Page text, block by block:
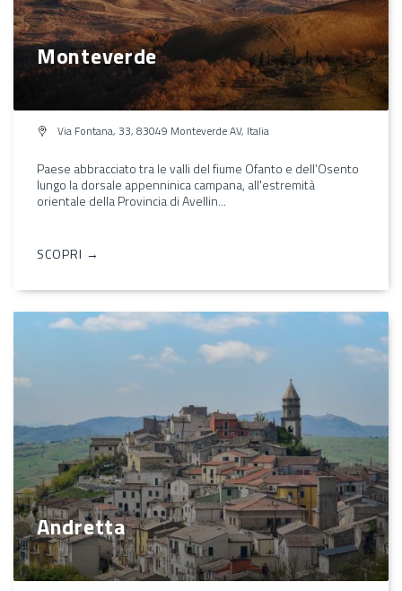
Monteverde
Via Fontana, 33, 83049 Monteverde AV, Italia
Paese abbracciato tra le valli del fiume Ofanto e dell’Osento
lungo la dorsale appenninica campana, all'estremità
orientale della Provincia di Avellin...
SCOPRI →
Andretta